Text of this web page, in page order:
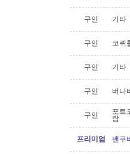
구인 기타
구인 코퀴
구인 기타
구인 버나비
구인
포트
람
프리미엄 밴쿠